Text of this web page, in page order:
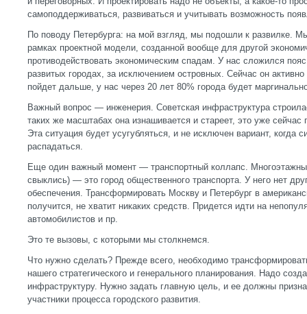
самоподдерживаться, развиваться и учитывать возможность
По поводу Петербурга: на мой взгляд, мы подошли к развилке.
рамках проектной модели, созданной вообще для другой
противодействовать экономическим спадам. У нас сложился
развитых городах, за исключением островных. Сейчас он
пойдет дальше, у нас через 20 лет 80% города будет
Важный вопрос — инженерия. Советская инфраструктура
таких же масштабах она изнашивается и стареет, это уже
Эта ситуация будет усугубляться, и не исключен вариант, когда
распадаться.
Еще один важный момент — транспортный коллапс.
свыклись) — это город общественного транспорта. У него нет
обеспечения. Трансформировать Москву и Петербург в
получится, не хватит никаких средств. Придется идти на
автомобилистов и пр.
Это те вызовы, с которыми мы столкнемся.
Что нужно сделать? Прежде всего, необходимо
нашего стратегического и генерального планирования. Надо
инфраструктуру. Нужно задать главную цель, и ее должны
участники процесса городского развития.